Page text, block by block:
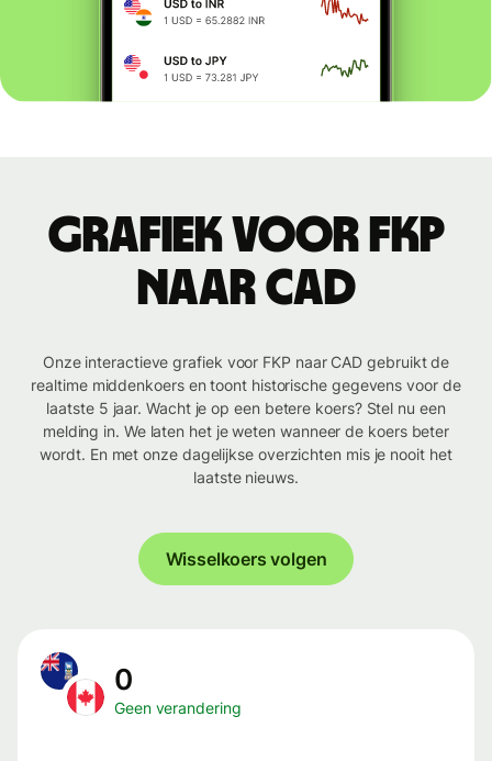
Grafiek voor FKP
naar CAD
Onze interactieve grafiek voor FKP naar CAD gebruikt de
realtime middenkoers en toont historische gegevens voor de
laatste 5 jaar. Wacht je op een betere koers? Stel nu een
melding in. We laten het je weten wanneer de koers beter
wordt. En met onze dagelijkse overzichten mis je nooit het
laatste nieuws.
Wisselkoers volgen
0
Geen verandering